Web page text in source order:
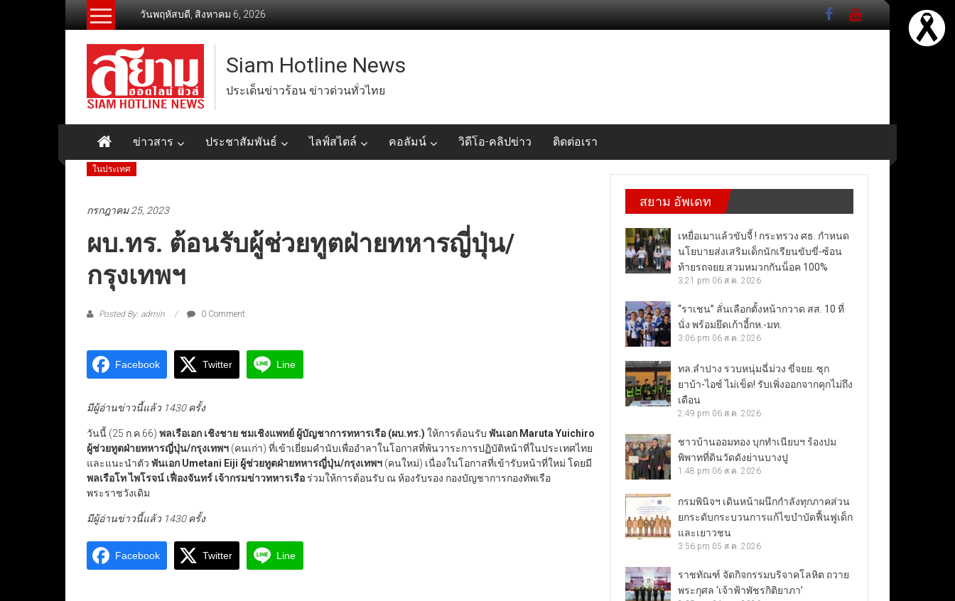
วันพฤหัสบดี, สิงหาคม 6, 2026
Siam Hotline News
ประเด็นข่าวร้อน ข่าวด่วนทั่วไทย
ข่าวสาร ประชาสัมพันธ์ ไลฟ์สไตล์ คอลัมน์ วิดีโอ-คลิปข่าว ติดต่อเรา
ในประเทศ
กรกฎาคม 25, 2023
ผบ.ทร. ต้อนรับผู้ช่วยทูตฝ่ายทหารญี่ปุ่น/
กรุงเทพฯ
Posted By: admin 0 Comment
Facebook Twitter Line
มีผู้อ่านข่าวนี้แล้ว 1430 ครั้ง
วันนี้ (25 ก.ค.66) พลเรือเอก เชิงชาย ชมเชิงแพทย์ ผู้บัญชาการทหารเรือ (ผบ.ทร.) ให้การต้อนรับ พันเอก Maruta Yuichiro
ผู้ช่วยทูตฝ่ายทหารญี่ปุ่น/กรุงเทพฯ (คนเก่า) ที่เข้าเยี่ยมคำนับเพื่ออำลาในโอกาสที่พ้นวาระการปฏิบัติหน้าที่ในประเทศไทย
และแนะนำตัว พันเอก Umetani Eiji ผู้ช่วยทูตฝ่ายทหารญี่ปุ่น/กรุงเทพฯ (คนใหม่) เนื่องในโอกาสที่เข้ารับหน้าที่ใหม่ โดยมี
พลเรือโท ไพโรจน์ เฟื่องจันทร์ เจ้ากรมข่าวทหารเรือ ร่วมให้การต้อนรับ ณ ห้องรับรอง กองบัญชาการกองทัพเรือ
พระราชวังเดิม
มีผู้อ่านข่าวนี้แล้ว 1430 ครั้ง
Facebook Twitter Line
สยาม อัพเดท
เหยื่อเมาแล้วขับจี้ ! กระทรวง ศธ. กำหนด
นโยบายส่งเสริมเด็กนักเรียนขับขี่-ซ้อน
ท้ายรถจยย.สวมหมวกกันน็อค 100%
3:21 pm 06 ส.ค. 2026
“ราเชน” ลั่นเลือกตั้งหน้ากวาด สส. 10 ที่
นั่ง พร้อมยึดเก้าอี้กห.-มท.
3:06 pm 06 ส.ค. 2026
ทล.ลำปาง รวบหนุ่มฉี่ม่วง ขี่จยย. ซุก
ยาบ้า-ไอซ์ ไม่เข็ด! รับเพิ่งออกจากคุกไม่ถึง
เดือน
2:49 pm 06 ส.ค. 2026
ชาวบ้านออมทอง บุกทำเนียบฯ ร้องปม
พิพาทที่ดินวัดดังย่านบางปู
1:48 pm 06 ส.ค. 2026
กรมพินิจฯ เดินหน้าผนึกกำลังทุกภาคส่วน
ยกระดับกระบวนการแก้ไขบำบัดฟื้นฟูเด็ก
และเยาวชน
3:56 pm 05 ส.ค. 2026
ราชทัณฑ์ จัดกิจกรรมบริจาคโลหิต ถวาย
พระกุศล ‘เจ้าฟ้าพัชรกิติยาภา’